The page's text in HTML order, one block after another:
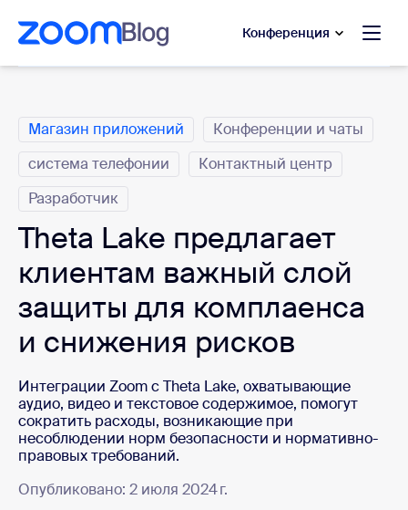
содержанию
в чат помощи
Конференция
Магазин приложений
Конференции и чаты
система телефонии
Контактный центр
Разработчик
Theta Lake предлагает
клиентам важный слой
защиты для комплаенса
и снижения рисков
Интеграции Zoom с Theta Lake, охватывающие
аудио, видео и текстовое содержимое, помогут
сократить расходы, возникающие при
несоблюдении норм безопасности и нормативно-
правовых требований.
Опубликовано: 2 июля 2024 г.